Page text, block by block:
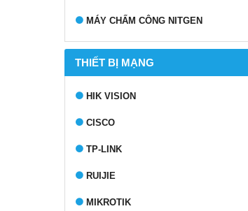
MÁY CHẤM CÔNG NITGEN
THIẾT BỊ MẠNG
HIK VISION
CISCO
TP-LINK
RUIJIE
MIKROTIK